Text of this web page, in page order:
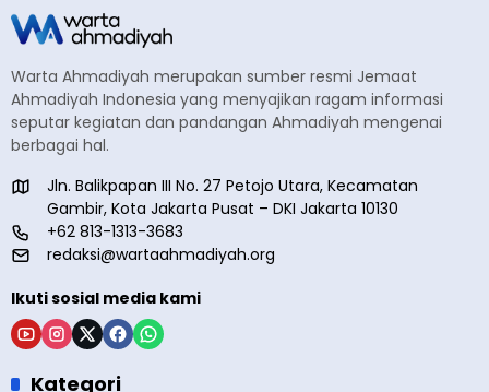
Warta Ahmadiyah merupakan sumber resmi Jemaat
Ahmadiyah Indonesia yang menyajikan ragam informasi
seputar kegiatan dan pandangan Ahmadiyah mengenai
berbagai hal.
Jln. Balikpapan III No. 27 Petojo Utara, Kecamatan
Gambir, Kota Jakarta Pusat – DKI Jakarta 10130
+62 813-1313-3683
redaksi@wartaahmadiyah.org
Ikuti sosial media kami
Kategori